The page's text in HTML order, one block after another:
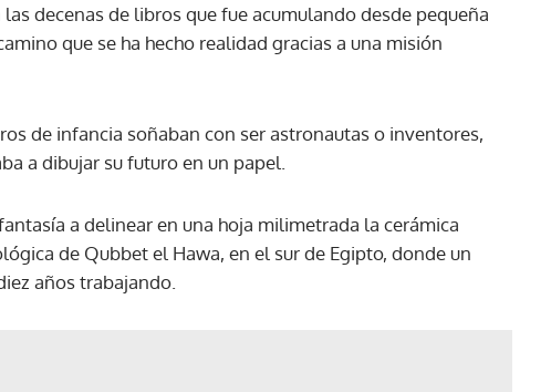
decenas de libros que fue acumulando desde pequeña
que se ha hecho realidad gracias a una misión
de infancia soñaban con ser astronautas o inventores,
a dibujar su futuro en un papel.
a delinear en una hoja milimetrada la cerámica
de Qubbet el Hawa, en el sur de Egipto, donde un
años trabajando.